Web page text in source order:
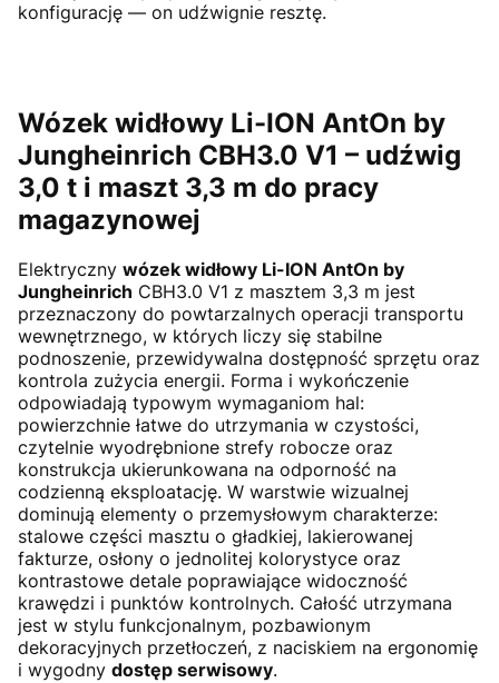
konfigurację — on udźwignie resztę.
Wózek widłowy Li-ION AntOn by
Jungheinrich CBH3.0 V1 – udźwig
3,0 t i maszt 3,3 m do pracy
magazynowej
Elektryczny wózek widłowy Li-ION AntOn by
Jungheinrich CBH3.0 V1 z masztem 3,3 m jest
przeznaczony do powtarzalnych operacji transportu
wewnętrznego, w których liczy się stabilne
podnoszenie, przewidywalna dostępność sprzętu oraz
kontrola zużycia energii. Forma i wykończenie
odpowiadają typowym wymaganiom hal:
powierzchnie łatwe do utrzymania w czystości,
czytelnie wyodrębnione strefy robocze oraz
konstrukcja ukierunkowana na odporność na
codzienną eksploatację. W warstwie wizualnej
dominują elementy o przemysłowym charakterze:
stalowe części masztu o gładkiej, lakierowanej
fakturze, osłony o jednolitej kolorystyce oraz
kontrastowe detale poprawiające widoczność
krawędzi i punktów kontrolnych. Całość utrzymana
jest w stylu funkcjonalnym, pozbawionym
dekoracyjnych przetłoczeń, z naciskiem na ergonomię
i wygodny dostęp serwisowy.